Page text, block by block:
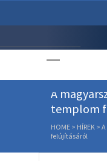
A
templom
HOME > HÍREK >
felújításáról